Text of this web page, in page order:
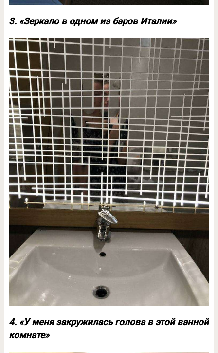
3. «Зеркало в одном из баров Италии»
4. «У меня закружилась голова в этой ванной
комнате»